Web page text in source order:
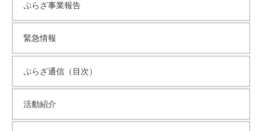
ぷらざ事業報告
緊急情報
ぷらざ通信（目次）
活動紹介